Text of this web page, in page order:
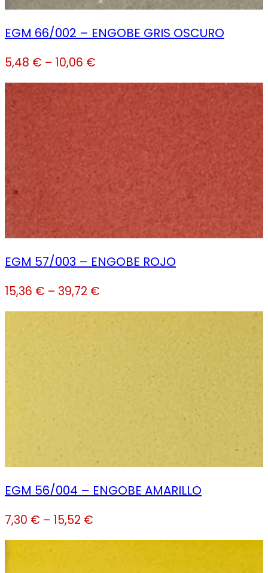
EGM 66/002 – ENGOBE GRIS OSCURO
5,48 € – 10,06 €
EGM 57/003 – ENGOBE ROJO
15,36 € – 39,72 €
EGM 56/004 – ENGOBE AMARILLO
7,30 € – 15,52 €